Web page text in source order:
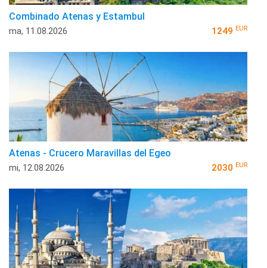
Combinado Atenas y Estambul
ma, 11.08.2026 1249 EUR
Atenas - Crucero Maravillas del Egeo
mi, 12.08.2026 2030 EUR